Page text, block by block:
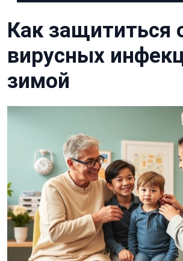
Как защититься
вирусных
зимой